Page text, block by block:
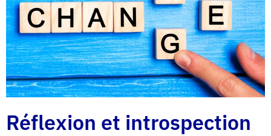
Réflexion et introspection